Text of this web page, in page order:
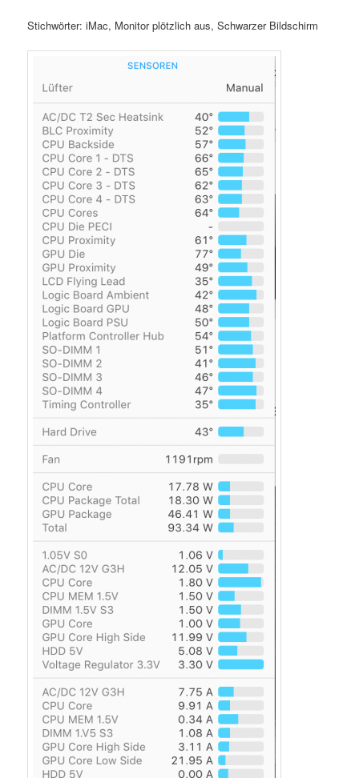
Stichwörter: iMac, Monitor plötzlich aus, Schwarzer Bildschirm